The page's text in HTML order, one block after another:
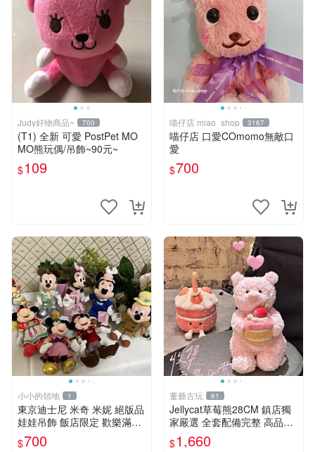
Judy好物商品~ 700
(T1) 全新 可愛 PostPet MO
MO熊玩偶/吊飾~90元~
$109
喵仔店 miao_shop 3167
喵仔店 口愛COmomo無敵口
愛
$700
小小的領地 1
東京迪士尼 米奇 米妮 絕版品
娃娃吊飾 飯店限定 歡樂滿人
間 復活節
$700
董爺古玩 61
Jellycat草莓熊28CM 鎮店獨
家嚴選 全套配備完整 高品質
收藏好物 紋章 玩具熊 定制熊
$1,660